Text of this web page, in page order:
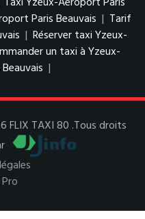
Paris Beauvais | Tarif
| Réserver taxi Yzeux-
un taxi à Yzeux-
|
TAXI 80 .Tous droits